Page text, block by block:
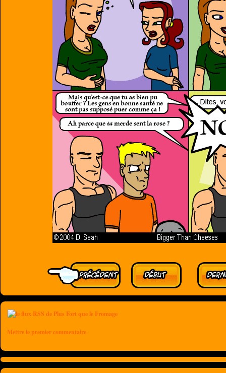
Mettre le premier commentaire